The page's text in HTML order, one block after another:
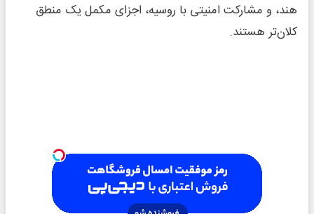
هند، و مشارکت امنیتی با روسیه، اجزای مکمل یک منطق
کلان‌تر هستند.